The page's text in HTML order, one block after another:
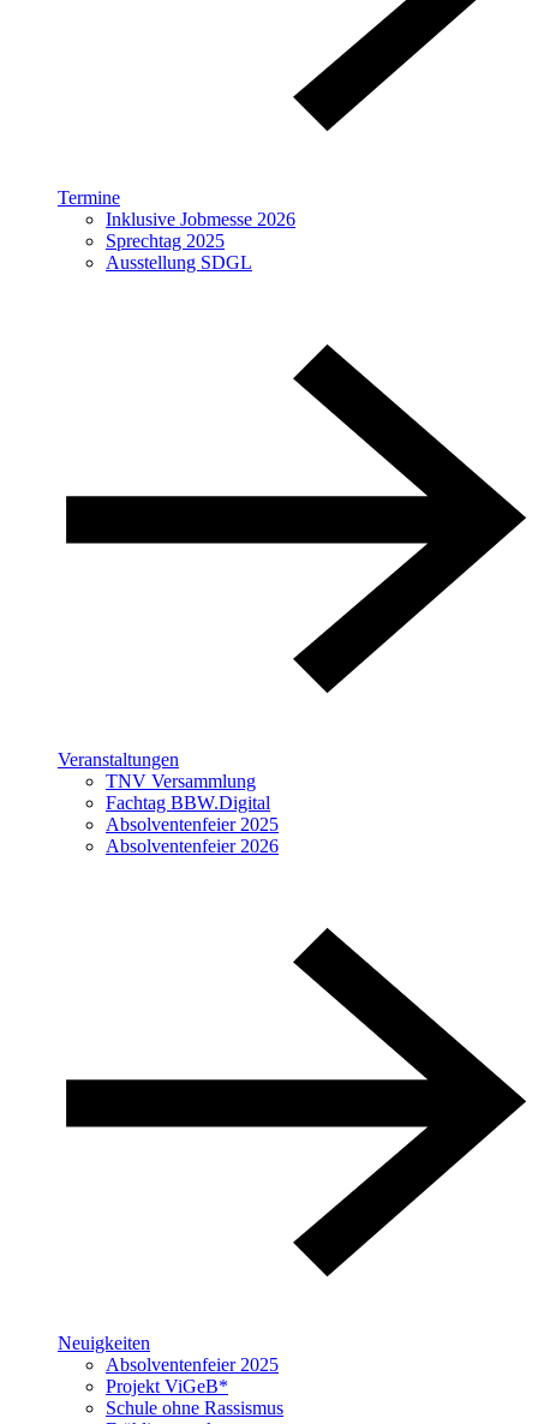
Termine
Inklusive Jobmesse 2026
Sprechtag 2025
Ausstellung SDGL
Veranstaltungen
TNV Versammlung
Fachtag BBW.Digital
Absolventenfeier 2025
Absolventenfeier 2026
Neuigkeiten
Absolventenfeier 2025
Projekt ViGeB*
Schule ohne Rassismus